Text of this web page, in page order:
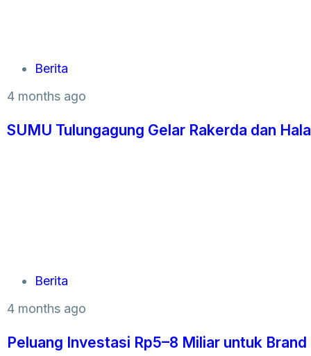
Berita
4 months ago
SUMU Tulungagung Gelar Rakerda dan
Berita
4 months ago
Peluang Investasi Rp5–8 Miliar untuk